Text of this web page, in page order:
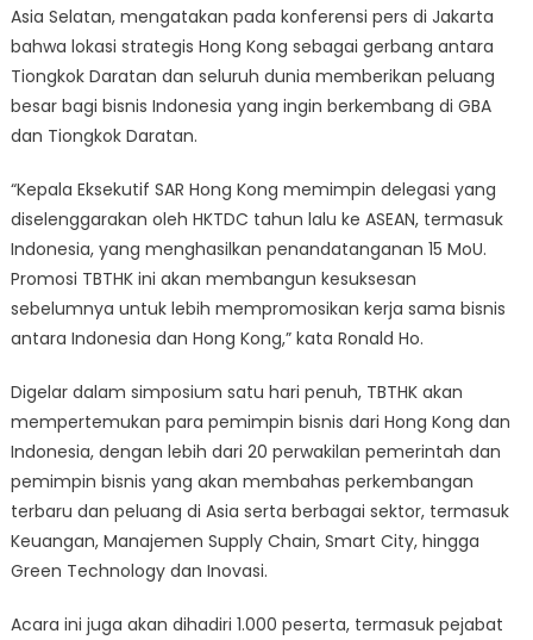
Asia Selatan, mengatakan pada konferensi pers di Jakarta
bahwa lokasi strategis Hong Kong sebagai gerbang antara
Tiongkok Daratan dan seluruh dunia memberikan peluang
besar bagi bisnis Indonesia yang ingin berkembang di GBA
dan Tiongkok Daratan.
“Kepala Eksekutif SAR Hong Kong memimpin delegasi yang
diselenggarakan oleh HKTDC tahun lalu ke ASEAN, termasuk
Indonesia, yang menghasilkan penandatanganan 15 MoU.
Promosi TBTHK ini akan membangun kesuksesan
sebelumnya untuk lebih mempromosikan kerja sama bisnis
antara Indonesia dan Hong Kong,” kata Ronald Ho.
Digelar dalam simposium satu hari penuh, TBTHK akan
mempertemukan para pemimpin bisnis dari Hong Kong dan
Indonesia, dengan lebih dari 20 perwakilan pemerintah dan
pemimpin bisnis yang akan membahas perkembangan
terbaru dan peluang di Asia serta berbagai sektor, termasuk
Keuangan, Manajemen Supply Chain, Smart City, hingga
Green Technology dan Inovasi.
Acara ini juga akan dihadiri 1.000 peserta, termasuk pejabat